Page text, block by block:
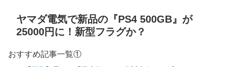
ヤマダ電気で新品の『PS4 500GB』が
25000円に！新型フラグか？
おすすめ記事一覧①